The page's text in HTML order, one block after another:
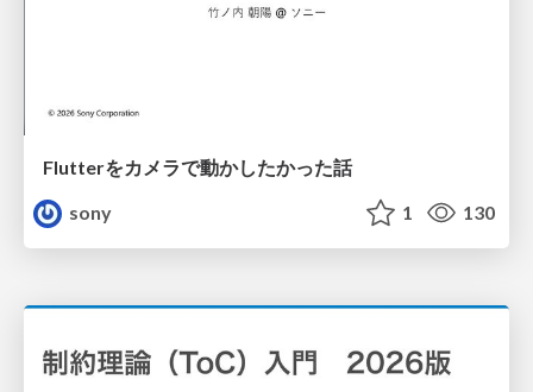
Flutterをカメラで動かしたかった話
sony
1 130